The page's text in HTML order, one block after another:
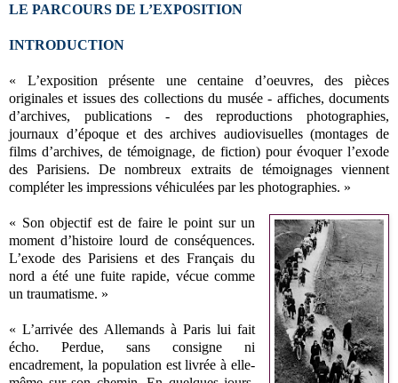
LE PARCOURS DE L’EXPOSITION
INTRODUCTION
« L’exposition présente une centaine d’oeuvres, des pièces
originales et issues des collections du musée - affiches, documents
d’archives, publications - des reproductions photographies,
journaux d’époque et des archives audiovisuelles (montages de
films d’archives, de témoignage, de fiction) pour évoquer l’exode
des Parisiens. De nombreux extraits de témoignages viennent
compléter les impressions véhiculées par les photographies. »
« Son objectif est de faire le point sur un
moment d’histoire lourd de conséquences.
L’exode des Parisiens et des Français du
nord a été une fuite rapide, vécue comme
un traumatisme. »
« L’arrivée des Allemands à Paris lui fait
écho. Perdue, sans consigne ni
encadrement, la population est livrée à elle-